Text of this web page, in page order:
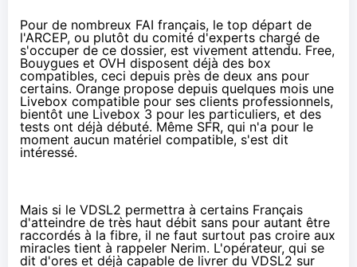
Pour de nombreux FAI français, le top départ de
l'ARCEP, ou plutôt du comité d'experts chargé de
s'occuper de ce dossier, est vivement attendu. Free,
Bouygues et OVH disposent déjà des box
compatibles, ceci depuis près de deux ans pour
certains. Orange propose depuis quelques mois une
Livebox compatible pour ses clients professionnels,
bientôt une Livebox 3 pour les particuliers, et des
tests ont déjà débuté. Même SFR, qui n'a pour le
moment aucun matériel compatible, s'est dit
intéressé.
Mais si le VDSL2 permettra à certains Français
d'atteindre de très haut débit sans pour autant être
raccordés à la fibre, il ne faut surtout pas croire aux
miracles tient à rappeler Nerim. L'opérateur, qui se
dit d'ores et déjà capable de livrer du VDSL2 sur